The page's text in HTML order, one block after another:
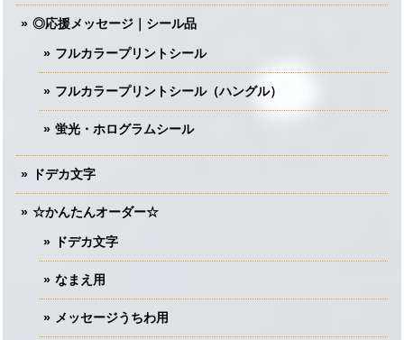
◎応援メッセージ｜シール品
フルカラープリントシール
フルカラープリントシール（ハングル）
蛍光・ホログラムシール
ドデカ文字
☆かんたんオーダー☆
ドデカ文字
なまえ用
メッセージうちわ用